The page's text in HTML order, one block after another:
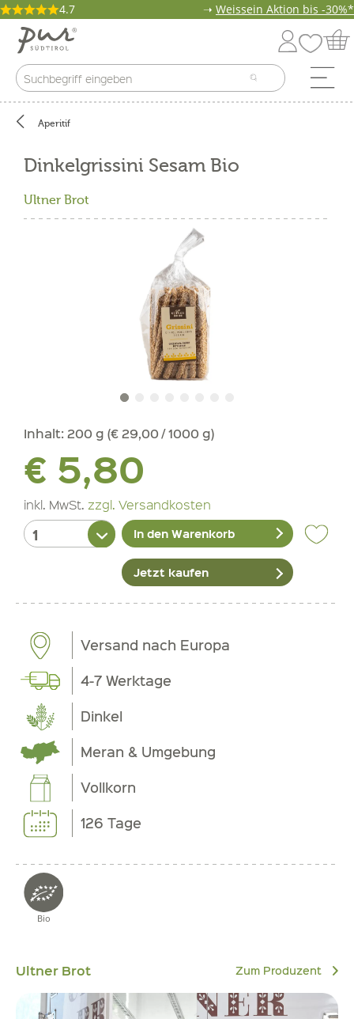
4.7 ➝ Weissein Aktion bis -30%*
Aperitif
Dinkelgrissini Sesam Bio
Ultner Brot
Inhalt: 200 g (€ 29,00 / 1000 g)
€ 5,80
inkl. MwSt. zzgl. Versandkosten
In den Warenkorb
Jetzt kaufen
Versand nach Europa
4-7 Werktage
Dinkel
Meran & Umgebung
Vollkorn
126 Tage
Bio
Ultner Brot Zum Produzent